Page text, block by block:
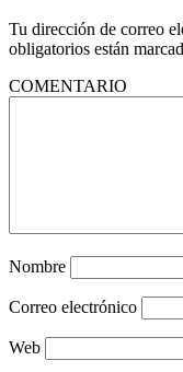
Tu dirección de correo
obligatorios están
COMENTARIO
Nombre
Correo electrónico
Web